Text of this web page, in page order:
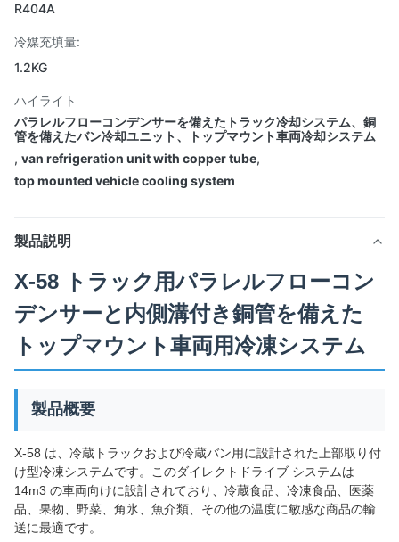
R404A
冷媒充填量:
1.2KG
ハイライト
パラレルフローコンデンサーを備えたトラック冷却システム、銅
管を備えたバン冷却ユニット、トップマウント車両冷却システム
, van refrigeration unit with copper tube,
top mounted vehicle cooling system
製品説明
X-58 トラック用パラレルフローコン
デンサーと内側溝付き銅管を備えた
トップマウント車両用冷凍システム
製品概要
X-58 は、冷蔵トラックおよび冷蔵バン用に設計された上部取り付
け型冷凍システムです。このダイレクトドライブ システムは
14m3 の車両向けに設計されており、冷蔵食品、冷凍食品、医薬
品、果物、野菜、角氷、魚介類、その他の温度に敏感な商品の輸
送に最適です。